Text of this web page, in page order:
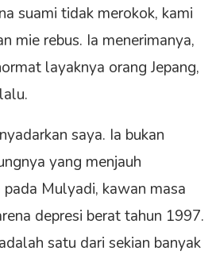
suami tidak merokok, kami
mie rebus. Ia menerimanya,
layaknya orang Jepang,
saya. Ia bukan
yang menjauh
Mulyadi, kawan masa
depresi berat tahun 1997.
satu dari sekian banyak